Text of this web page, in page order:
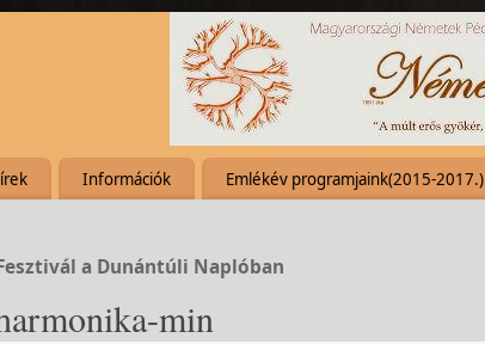
Információk Emlékév programjaink(2015-2017.)
a Dunántúli Naplóban
min